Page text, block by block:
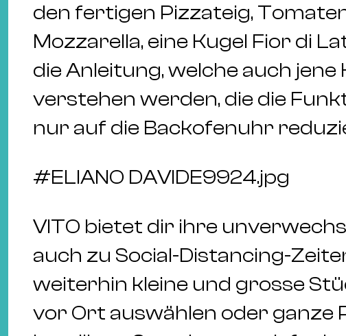
den fertigen Pizzateig,
Mozzarella, eine Kugel Fior di
die Anleitung, welche auch
verstehen werden, die die
nur auf die Backofenuhr
#ELIANO DAVIDE9924.jpg
VITO bietet dir ihre
auch zu Social-Distancing-
weiterhin kleine und grosse
vor Ort auswählen oder ganze